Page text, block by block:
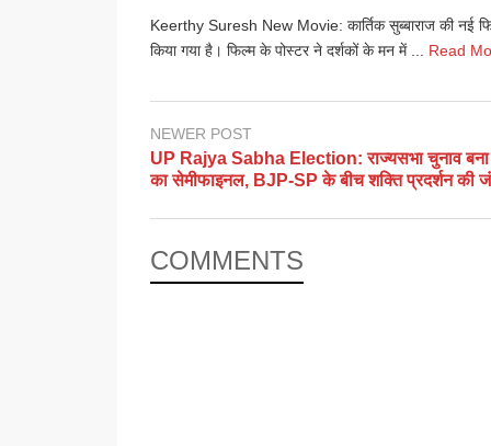
Keerthy Suresh New Movie: कार्तिक सुब्बाराज की नई
किया गया है। फिल्म के पोस्टर ने दर्शकों के मन में ...
Read
NEWER POST
UP Rajya Sabha Election: राज्यसभा चुनाव
का सेमीफाइनल, BJP-SP के बीच शक्ति प्रदर्शन की
COMMENTS